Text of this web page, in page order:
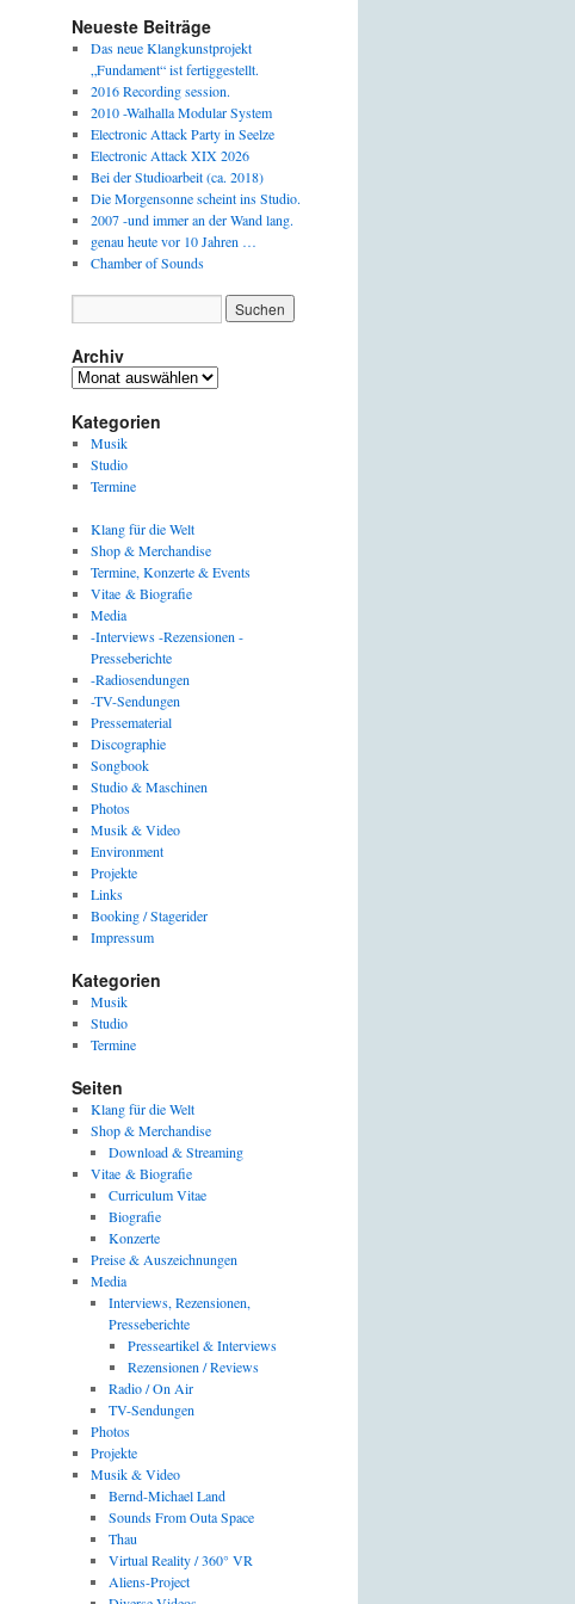
Neueste Beiträge
Das neue Klangkunstprojekt
„Fundament“ ist fertiggestellt.
2016 Recording session.
2010 -Walhalla Modular System
Electronic Attack Party in Seelze
Electronic Attack XIX 2026
Bei der Studioarbeit (ca. 2018)
Die Morgensonne scheint ins Studio.
2007 -und immer an der Wand lang.
genau heute vor 10 Jahren …
Chamber of Sounds
Archiv
Archiv
Kategorien
Musik
Studio
Termine
Klang für die Welt
Shop & Merchandise
Termine, Konzerte & Events
Vitae & Biografie
Media
-Interviews -Rezensionen -
Presseberichte
-Radiosendungen
-TV-Sendungen
Pressematerial
Discographie
Songbook
Studio & Maschinen
Photos
Musik & Video
Environment
Projekte
Links
Booking / Stagerider
Impressum
Kategorien
Musik
Studio
Termine
Seiten
Klang für die Welt
Shop & Merchandise
Download & Streaming
Vitae & Biografie
Curriculum Vitae
Biografie
Konzerte
Preise & Auszeichnungen
Media
Interviews, Rezensionen,
Presseberichte
Presseartikel & Interviews
Rezensionen / Reviews
Radio / On Air
TV-Sendungen
Photos
Projekte
Musik & Video
Bernd-Michael Land
Sounds From Outa Space
Thau
Virtual Reality / 360° VR
Aliens-Project